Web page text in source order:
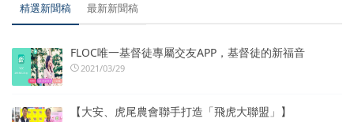
精選新聞稿 最新新聞稿
FLOC唯一基督徒專屬交友APP，基督徒的新福音
2021/03/29
【大安、虎尾農會聯手打造「飛虎大聯盟」】